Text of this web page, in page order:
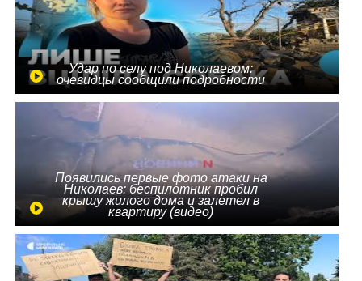
Удар по селу под Николаевом:
очевидцы сообщили подробности
Появились первые фото атаки на
Николаев: беспилотник пробил
крышу жилого дома и залетел в
квартиру (видео)